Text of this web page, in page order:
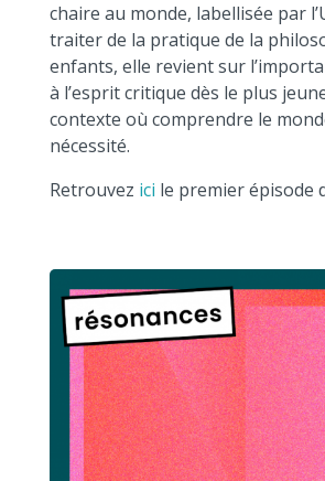
chaire au monde, labellisée par
traiter de la pratique de la
enfants, elle revient sur
à l’esprit critique dès le plus
contexte où comprendre le
nécessité.
Retrouvez ici le premier épisode